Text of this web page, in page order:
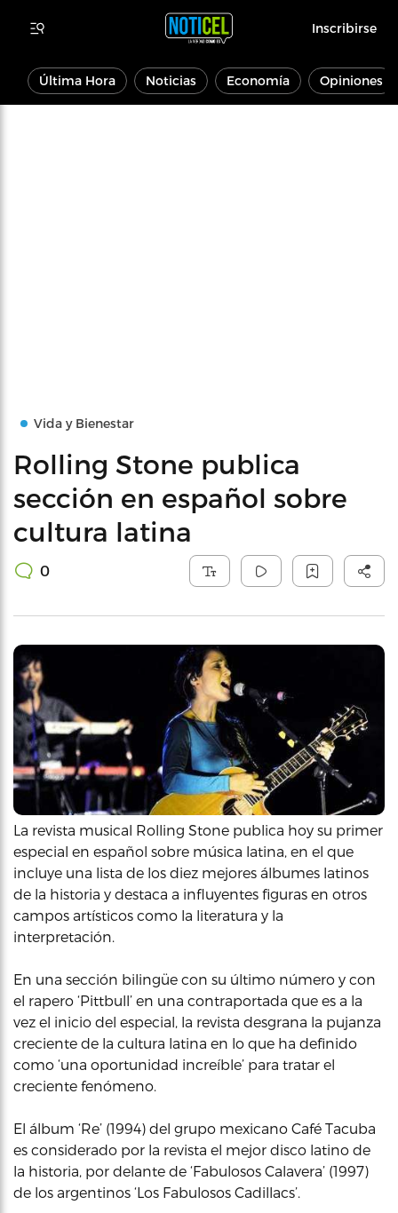
Inscribirse
Última Hora Noticias Economía Opiniones
Vida y Bienestar
Rolling Stone publica
sección en español sobre
cultura latina
0
La revista musical Rolling Stone publica hoy su primer
especial en español sobre música latina, en el que
incluye una lista de los diez mejores álbumes latinos
de la historia y destaca a influyentes figuras en otros
campos artísticos como la literatura y la
interpretación.
En una sección bilingüe con su último número y con
el rapero ‘Pittbull’ en una contraportada que es a la
vez el inicio del especial, la revista desgrana la pujanza
creciente de la cultura latina en lo que ha definido
como ‘una oportunidad increíble’ para tratar el
creciente fenómeno.
El álbum ‘Re’ (1994) del grupo mexicano Café Tacuba
es considerado por la revista el mejor disco latino de
la historia, por delante de ‘Fabulosos Calavera’ (1997)
de los argentinos ‘Los Fabulosos Cadillacs’.